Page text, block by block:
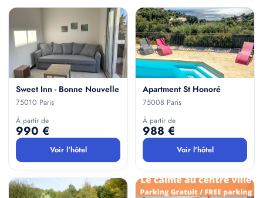
Sweet Inn - Bonne Nouvelle
75010 Paris
À partir de
990 €
Voir l'hôtel
Apartment St Honoré
75008 Paris
À partir de
988 €
Voir l'hôtel